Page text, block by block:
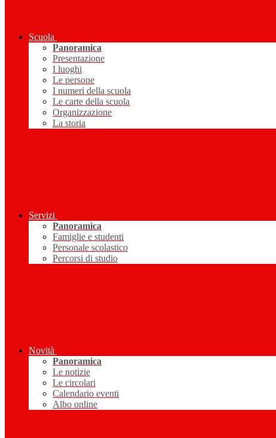
Scuola
Panoramica
Presentazione
I luoghi
Le persone
I numeri della scuola
Le carte della scuola
Organizzazione
La storia
Servizi
Panoramica
Famiglie e studenti
Personale scolastico
Percorsi di studio
Novità
Panoramica
Le notizie
Le circolari
Calendario eventi
Albo online